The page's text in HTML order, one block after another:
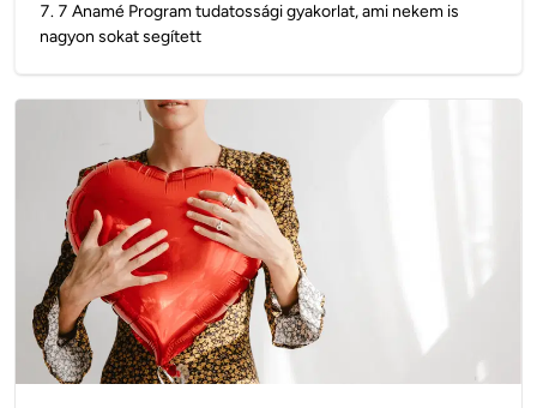
7. 7 Anamé Program tudatossági gyakorlat, ami nekem is
nagyon sokat segített